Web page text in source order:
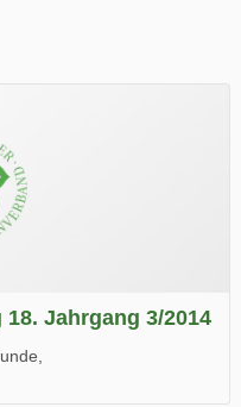
Jahrgang 3/2014